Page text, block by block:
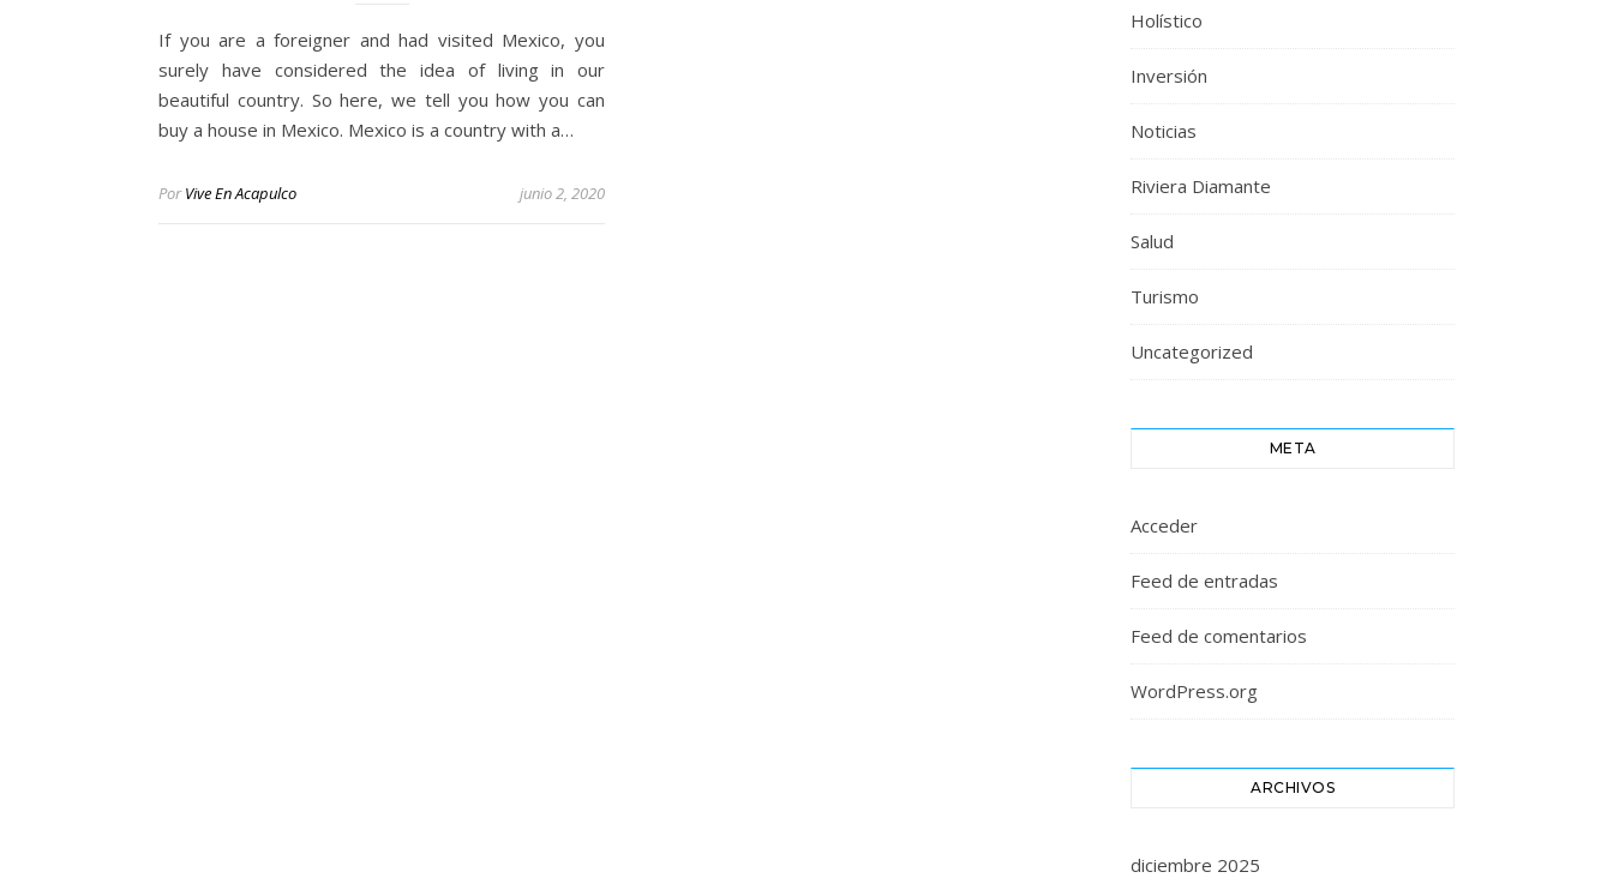
If you are a foreigner and had visited Mexico, you
surely have considered the idea of living in our
beautiful country. So here, we tell you how you can
buy a house in Mexico. Mexico is a country with a…
Por Vive En Acapulco junio 2, 2020
Holístico
Inversión
Noticias
Riviera Diamante
Salud
Turismo
Uncategorized
META
Acceder
Feed de entradas
Feed de comentarios
WordPress.org
ARCHIVOS
diciembre 2025